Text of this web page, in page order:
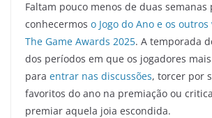
Faltam pouco menos de duas semanas
conhecermos o Jogo do Ano e os
The Game Awards 2025. A temporada
dos períodos em que os jogadores
para entrar nas discussões, torcer por
favoritos do ano na premiação ou
premiar aquela joia escondida.